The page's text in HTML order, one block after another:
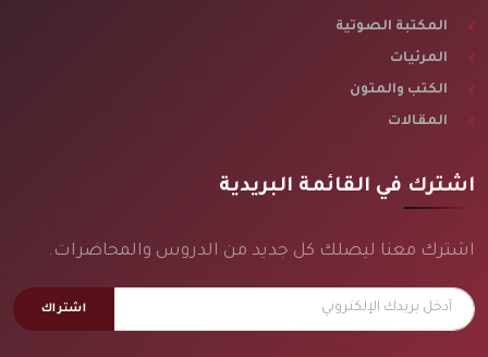
المكتبة الصوتية
المرئيات
الكتب والمتون
المقالات
اشترك في القائمة البريدية
اشترك معنا ليصلك كل جديد من الدروس والمحاضرات.
اشتراك